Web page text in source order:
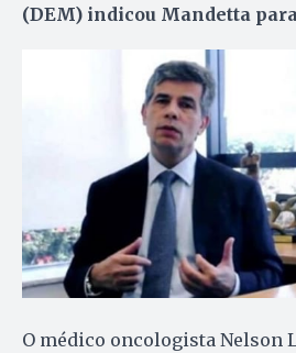
(DEM) indicou Mandetta
O médico oncologista Nelson